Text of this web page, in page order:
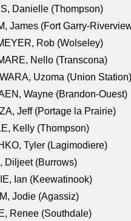
Danielle (Thompson)
James (Fort Garry-
Rob (Wolseley)
Nello (Transcona)
Uzoma (Union Station)
Wayne (Brandon-Ouest)
Jeff (Portage la Prairie)
Kelly (Thompson)
Tyler (Lagimodiere)
Diljeet (Burrows)
Ian (Keewatinook)
Jodie (Agassiz)
Renee (Southdale)